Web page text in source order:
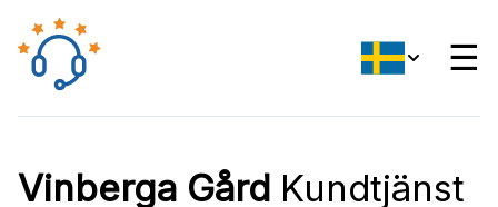
☰
Vinberga Gård Kundtjänst